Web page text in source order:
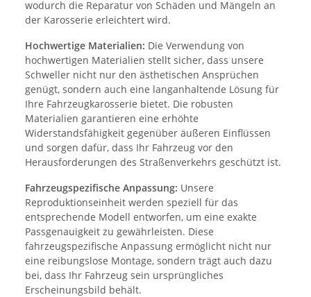
wodurch die Reparatur von Schäden und Mängeln an
der Karosserie erleichtert wird.
Hochwertige Materialien: Die Verwendung von
hochwertigen Materialien stellt sicher, dass unsere
Schweller nicht nur den ästhetischen Ansprüchen
genügt, sondern auch eine langanhaltende Lösung für
Ihre Fahrzeugkarosserie bietet. Die robusten
Materialien garantieren eine erhöhte
Widerstandsfähigkeit gegenüber äußeren Einflüssen
und sorgen dafür, dass Ihr Fahrzeug vor den
Herausforderungen des Straßenverkehrs geschützt ist.
Fahrzeugspezifische Anpassung: Unsere
Reproduktionseinheit werden speziell für das
entsprechende Modell entworfen, um eine exakte
Passgenauigkeit zu gewährleisten. Diese
fahrzeugspezifische Anpassung ermöglicht nicht nur
eine reibungslose Montage, sondern trägt auch dazu
bei, dass Ihr Fahrzeug sein ursprüngliches
Erscheinungsbild behält.